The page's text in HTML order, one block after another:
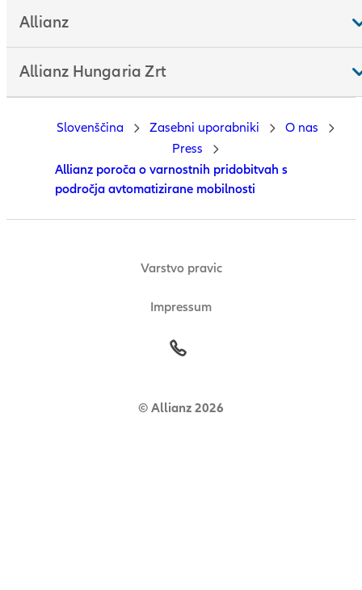
Allianz
Allianz Hungaria Zrt
Varstvo pravic
Impressum
© Allianz 2026
Slovenščina Zasebni uporabniki
O nas
Press
Allianz poroča o varnostnih pridobitvah s
področja avtomatizirane mobilnosti